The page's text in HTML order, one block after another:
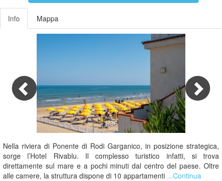
Info Mappa
1/36
Nella riviera di Ponente di Rodi Garganico, in posizione strategica,
sorge l’Hotel Rivablu. Il complesso turistico infatti, si trova
direttamente sul mare e a pochi minuti dal centro del paese. Oltre
alle camere, la struttura dispone di 10 appartamenti ...Continua